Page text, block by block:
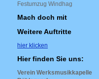
Festumzug Windhag
Mach doch mit
Weitere Auftritte
hier klicken
Hier finden Sie uns:
Verein Werksmusikkapelle